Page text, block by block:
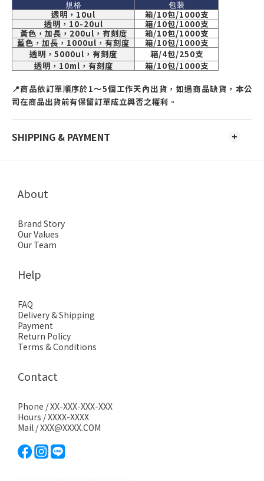
規格 包裝
透明， 10ul 箱/10包/1000支
透明， 10-20ul 箱/10包/1000支
黃色，加長， 200ul ，有刻度 箱/10包/1000支
藍色，加長， 1000ul ，有刻度 箱/10包/1000支
透明， 5000ul ，有刻度 箱/4包/250支
透明， 10ml ，有刻度 箱/10包/1000支
📍商品依訂單順序於1～5個工作天內出貨，如遇商品缺貨，本公
司在商品出貨前有保留訂單成立與否之權利。
SHIPPING & PAYMENT
About
Brand Story
Our Values
Our Team
Help
FAQ
Delivery & Shipping
Payment
Return Policy
Terms & Conditions
Contact
Phone / XX-XXX-XXX-XXX
Hours / XXXX-XXXX
Mail / XXX@XXXX.COM